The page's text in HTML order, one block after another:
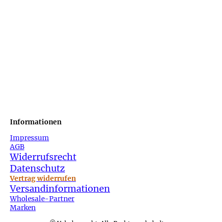
Informationen
Impressum
AGB
Widerrufsrecht
Datenschutz
Vertrag widerrufen
Versandinformationen
Wholesale-Partner
Marken